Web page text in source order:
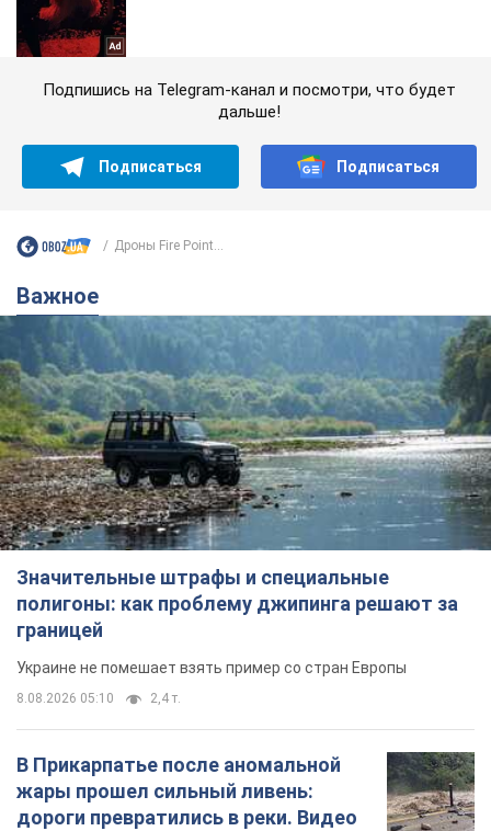
Подпишись на Telegram-канал и посмотри, что будет
дальше!
Подписаться Подписаться
Дроны Fire Point...
Важное
Значительные штрафы и специальные
полигоны: как проблему джипинга решают за
границей
Украине не помешает взять пример со стран Европы
8.08.2026 05:10 2,4 т.
В Прикарпатье после аномальной
жары прошел сильный ливень:
дороги превратились в реки. Видео